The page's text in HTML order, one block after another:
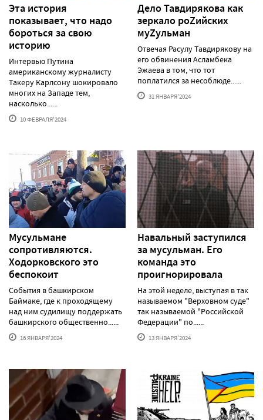
Эта история
показывает, что надо
бороться за свою
историю
Интервью Путина
американскому журналисту
Такеру Карлсону шокировало
многих на Западе тем,
насколько......
10 ФЕВРАЛЯ'2024
Дело Тавдирякова как
зеркало роZийских
муZульман
Отвечая Расулу Тавдирякову на
его обвинения Асламбека
Эжаева в том, что тот
поплатился за несоблюде......
31 ЯНВАРЯ'2024
Мусульмане
сопротивляются.
Ходорковского это
беспокоит
События в башкирском
Баймаке, где к проходящему
над ним судилищу поддержать
башкирского общественно......
16 ЯНВАРЯ'2024
Навальный заступился
за мусульман. Его
команда это
проигнорировала
На этой неделе, выступая в так
называемом "Верховном суде"
так называемой "Российской
Федерации" по......
13 ЯНВАРЯ'2024